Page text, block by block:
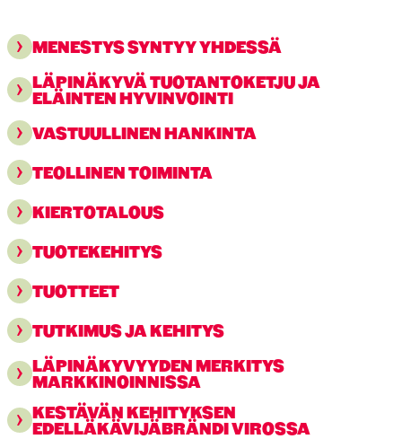
MENESTYS SYNTYY YHDESSÄ
LÄPINÄKYVÄ TUOTANTOKETJU JA
ELÄINTEN HYVINVOINTI
VASTUULLINEN HANKINTA
TEOLLINEN TOIMINTA
KIERTOTALOUS
TUOTEKEHITYS
TUOTTEET
TUTKIMUS JA KEHITYS
LÄPINÄKYVYYDEN MERKITYS
MARKKINOINNISSA
KESTÄVÄN KEHITYKSEN
EDELLÄKÄVIJÄBRÄNDI VIROSSA